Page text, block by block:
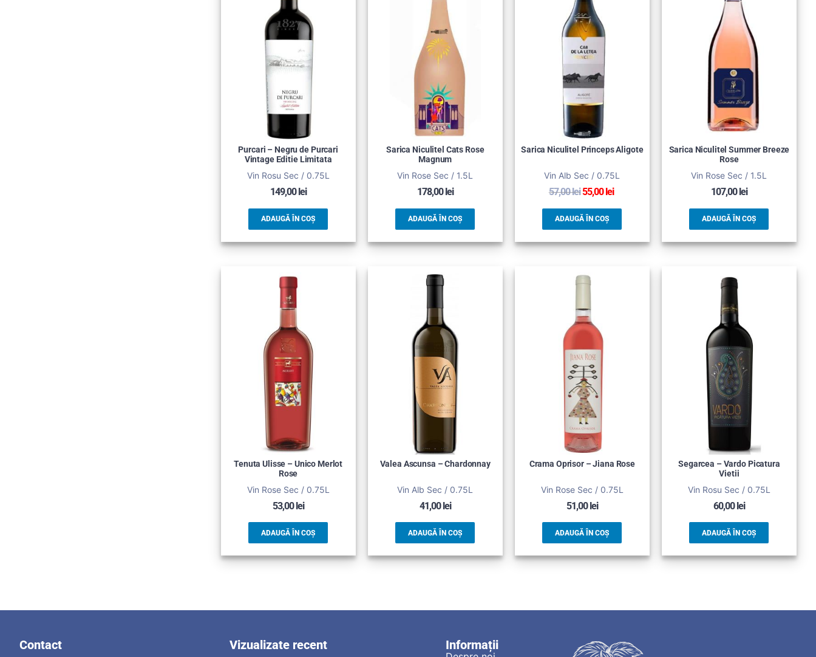
Purcari – Negru de Purcari
Vintage Editie Limitata
Vin Rosu Sec / 0.75L
149,00 lei
ADAUGĂ ÎN COȘ
Sarica Niculitel Cats Rose
Magnum
Vin Rose Sec / 1.5L
178,00 lei
ADAUGĂ ÎN COȘ
Sarica Niculitel Princeps Aligote
Vin Alb Sec / 0.75L
57,00lei55,00 lei
ADAUGĂ ÎN COȘ
Sarica Niculitel Summer Breeze
Rose
Vin Rose Sec / 1.5L
107,00 lei
ADAUGĂ ÎN COȘ
Tenuta Ulisse – Unico Merlot
Rose
Vin Rose Sec / 0.75L
53,00lei
ADAUGĂ ÎN COȘ
Valea Ascunsa – Chardonnay
Vin Alb Sec / 0.75L
41,00lei
ADAUGĂ ÎN COȘ
Crama Oprisor – Jiana Rose
Vin Rose Sec / 0.75L
51,00lei
ADAUGĂ ÎN COȘ
Segarcea – Vardo Picatura
Vietii
Vin Rosu Sec / 0.75L
60,00lei
ADAUGĂ ÎN COȘ
Contact Vizualizate recent Informații